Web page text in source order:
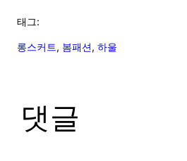
태그:
롱스커트, 봄패션, 하울
댓글